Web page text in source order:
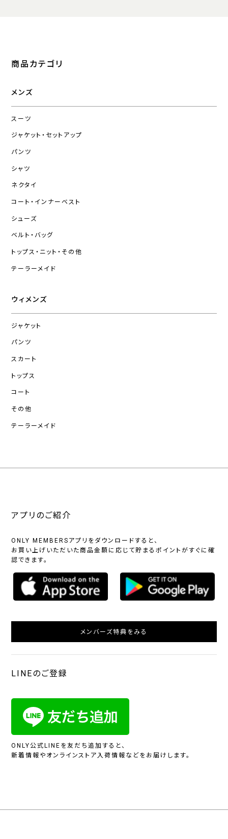
商品カテゴリ
メンズ
スーツ
ジャケット・セットアップ
パンツ
シャツ
ネクタイ
コート・インナーベスト
シューズ
ベルト・バッグ
トップス・ニット・その他
テーラーメイド
ウィメンズ
ジャケット
パンツ
スカート
トップス
コート
その他
テーラーメイド
アプリのご紹介
ONLY MEMBERSアプリをダウンロードすると、
お買い上げいただいた商品金額に応じて貯まるポイントがすぐに確
認できます。
メンバーズ特典をみる
LINEのご登録
ONLY公式LINEを友だち追加すると、
新着情報やオンラインストア入荷情報などをお届けします。